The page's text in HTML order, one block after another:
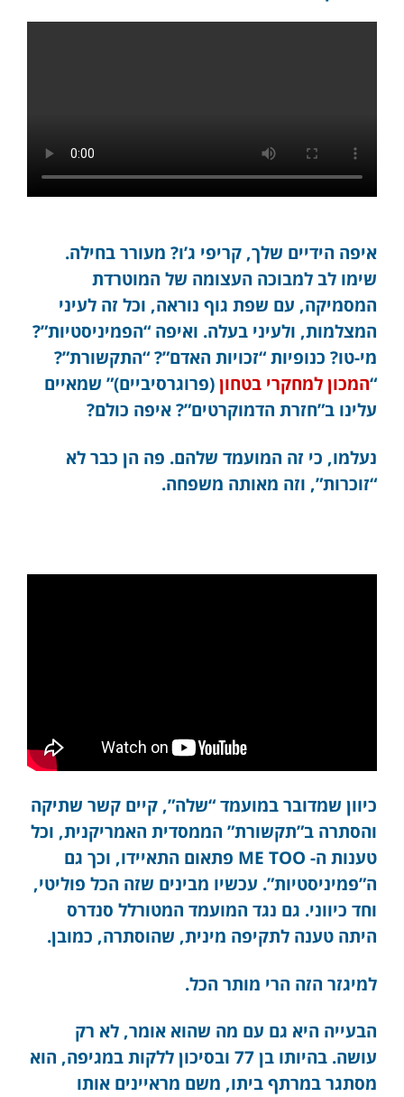
איפה הידיים שלך, קריפי ג’ו? מעורר בחילה.
שימו לב למבוכה העצומה של המוטרדת
המסמיקה, עם שפת גוף נוראה, וכל זה לעיני
המצלמות, ולעיני בעלה. ואיפה “הפמיניסטיות”?
מי-טו? כנופיות “זכויות האדם”? “התקשורת”?
“המכון למחקרי בטחון (פרוגרסיביים)” שמאיים
עלינו ב”חזרת הדמוקרטים”? איפה כולם?
נעלמו, כי זה המועמד שלהם. פה הן כבר לא
“זוכרות”, וזה מאותה משפחה.
כיוון שמדובר במועמד “שלה”, קיים קשר שתיקה
והסתרה ב”תקשורת” הממסדית האמריקנית, וכל
טענות ה- ME TOO פתאום התאיידו, וכך גם
ה”פמיניסטיות”. עכשיו מבינים שזה הכל פוליטי,
וחד כיווני. גם נגד המועמד המטורלל סנדרס
היתה טענה לתקיפה מינית, שהוסתרה, כמובן.
למיגזר הזה הרי מותר הכל.
הבעייה היא גם עם מה שהוא אומר, לא רק
עושה. בהיותו בן 77 ובסיכון ללקות במגיפה, הוא
מסתגר במרתף ביתו, משם מראיינים אותו